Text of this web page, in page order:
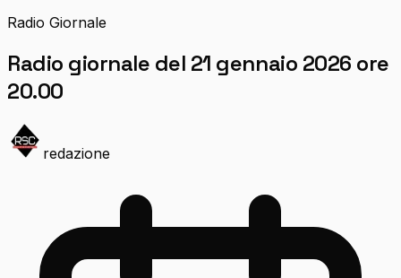
Radio Giornale
Radio giornale del 21 gennaio 2026 ore
20.00
redazione